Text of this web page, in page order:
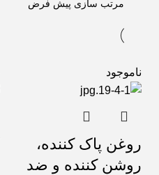
ناموجود
روغن پاک کننده،
روشن کننده و ضد